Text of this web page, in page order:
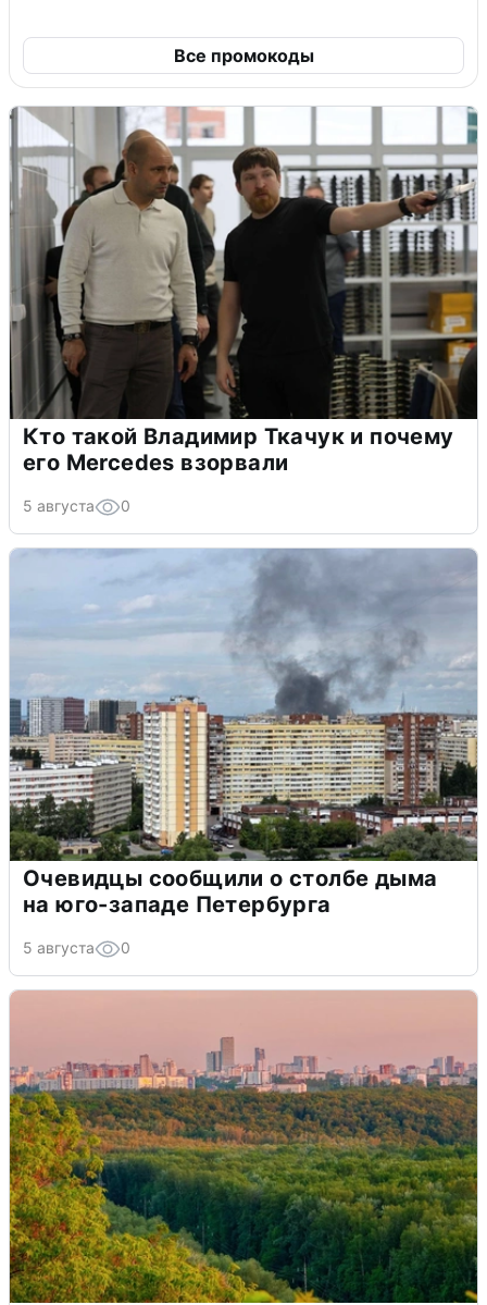
Все промокоды
Кто такой Владимир Ткачук и почему
его Mercedes взорвали
5 августа 0
Очевидцы сообщили о столбе дыма
на юго-западе Петербурга
5 августа 0